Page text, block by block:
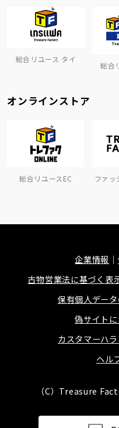
総合リユース タイ
総合
オンラインストア
総合リユースEC
ファッ
企業情報
古物営業法に基づく表
保有個人デー
偽サイト
カスタマーハ
ヘル
（C）Treasure